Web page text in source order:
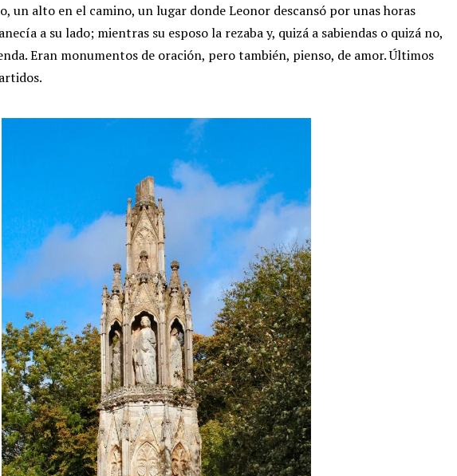
un alto en el camino, un lugar donde Leonor descansó por unas horas
a su lado; mientras su esposo la rezaba y, quizá a sabiendas o quizá no,
Eran monumentos de oración, pero también, pienso, de amor. Últimos